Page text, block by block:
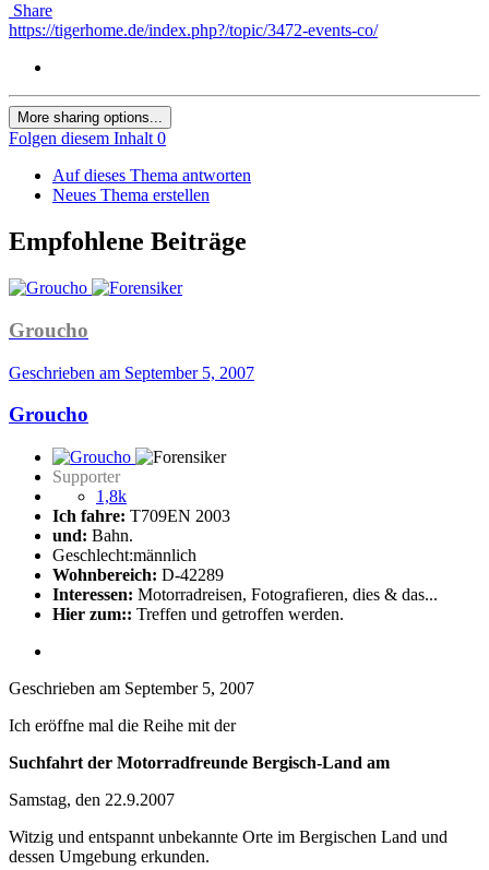
Share
https://tigerhome.de/index.php?/topic/3472-events-co/
More sharing options...
Folgen diesem Inhalt 0
Auf dieses Thema antworten
Neues Thema erstellen
Empfohlene Beiträge
Groucho
Geschrieben am September 5, 2007
Groucho
Supporter
1,8k
Ich fahre: T709EN 2003
und: Bahn.
Geschlecht:männlich
Wohnbereich: D-42289
Interessen: Motorradreisen, Fotografieren, dies & das...
Hier zum:: Treffen und getroffen werden.
Geschrieben am September 5, 2007
Ich eröffne mal die Reihe mit der
Suchfahrt der Motorradfreunde Bergisch-Land am
Samstag, den 22.9.2007
Witzig und entspannt unbekannte Orte im Bergischen Land und
dessen Umgebung erkunden.